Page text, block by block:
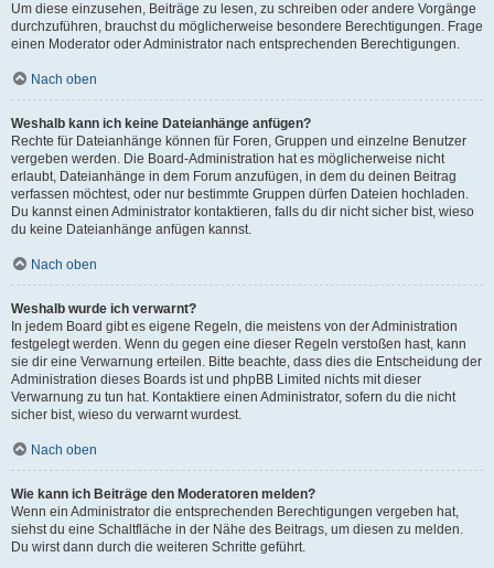
Um diese einzusehen, Beiträge zu lesen, zu schreiben oder andere Vorgänge
durchzuführen, brauchst du möglicherweise besondere Berechtigungen. Frage
einen Moderator oder Administrator nach entsprechenden Berechtigungen.
Nach oben
Weshalb kann ich keine Dateianhänge anfügen?
Rechte für Dateianhänge können für Foren, Gruppen und einzelne Benutzer
vergeben werden. Die Board-Administration hat es möglicherweise nicht
erlaubt, Dateianhänge in dem Forum anzufügen, in dem du deinen Beitrag
verfassen möchtest, oder nur bestimmte Gruppen dürfen Dateien hochladen.
Du kannst einen Administrator kontaktieren, falls du dir nicht sicher bist, wieso
du keine Dateianhänge anfügen kannst.
Nach oben
Weshalb wurde ich verwarnt?
In jedem Board gibt es eigene Regeln, die meistens von der Administration
festgelegt werden. Wenn du gegen eine dieser Regeln verstoßen hast, kann
sie dir eine Verwarnung erteilen. Bitte beachte, dass dies die Entscheidung der
Administration dieses Boards ist und phpBB Limited nichts mit dieser
Verwarnung zu tun hat. Kontaktiere einen Administrator, sofern du die nicht
sicher bist, wieso du verwarnt wurdest.
Nach oben
Wie kann ich Beiträge den Moderatoren melden?
Wenn ein Administrator die entsprechenden Berechtigungen vergeben hat,
siehst du eine Schaltfläche in der Nähe des Beitrags, um diesen zu melden.
Du wirst dann durch die weiteren Schritte geführt.